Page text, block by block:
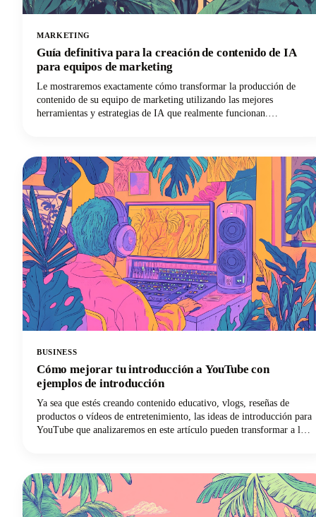
MARKETING
Guía definitiva para la creación de contenido de IA
para equipos de marketing
Le mostraremos exactamente cómo transformar la producción de
contenido de su equipo de marketing utilizando las mejores
herramientas y estrategias de IA que realmente funcionan.
implementación de flujos de trabajo colaborativos que mantengan la
coherencia de la marca.
BUSINESS
Cómo mejorar tu introducción a YouTube con
ejemplos de introducción
Ya sea que estés creando contenido educativo, vlogs, reseñas de
productos o vídeos de entretenimiento, las ideas de introducción para
YouTube que analizaremos en este artículo pueden transformar a los
la participación de los espectadores. Desde principios psicológicos
que impulsan la retención hasta plantillas prácticas que puedes
implementar de inmediato, ¡aquí encontrarás todo lo que necesitas